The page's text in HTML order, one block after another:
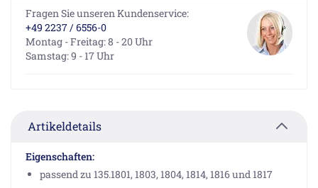
Fragen Sie unseren Kundenservice:
+49 2237 / 6556-0
Montag - Freitag: 8 - 20 Uhr
Samstag: 9 - 17 Uhr
Artikeldetails
Eigenschaften:
passend zu 135.1801, 1803, 1804, 1814, 1816 und 1817